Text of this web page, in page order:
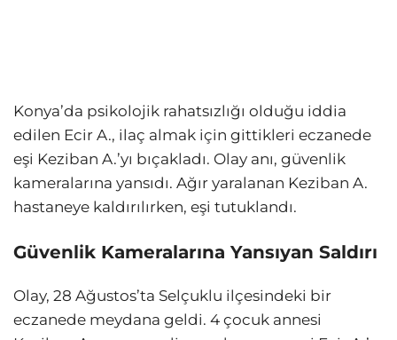
Konya’da psikolojik rahatsızlığı olduğu iddia
edilen Ecir A., ilaç almak için gittikleri eczanede
eşi Keziban A.’yı bıçakladı. Olay anı, güvenlik
kameralarına yansıdı. Ağır yaralanan Keziban A.
hastaneye kaldırılırken, eşi tutuklandı.
Güvenlik Kameralarına Yansıyan Saldırı
Olay, 28 Ağustos’ta Selçuklu ilçesindeki bir
eczanede meydana geldi. 4 çocuk annesi